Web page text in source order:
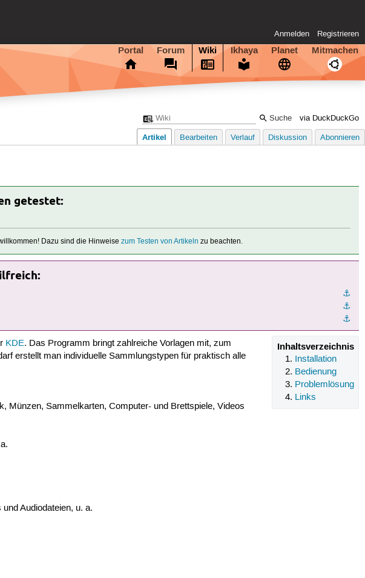
Anmelden Registrieren
Portal Forum Wiki Ikhaya Planet Mitmachen
via DuckDuckGo
Artikel Bearbeiten Verlauf Diskussion Abonnieren
getestet:
Dazu sind die Hinweisezum Testen von Artikeln zu beachten.
⚓︎
⚓︎
⚓︎
Inhaltsverzeichnis
Installation
Bedienung
Problemlösung
Links
KDE. Das Programm bringt zahlreiche Vorlagen mit, zum
erstellt man individuelle Sammlungstypen für praktisch alle
Münzen, Sammelkarten, Computer- und Brettspiele, Videos
Audiodateien, u. a.